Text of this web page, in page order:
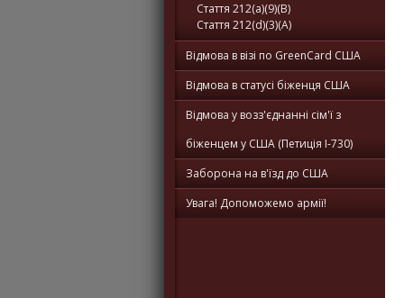
Стаття 212(a)(9)(B)
Стаття 212(d)(3)(A)
Відмова в візі по GreenCard США
Відмова в статусі біженця США
Відмова у возз'єднанні сім'ї з
біженцем у США (Петиція I-730)
Заборона на в'їзд до США
Увага! Допоможемо армії!